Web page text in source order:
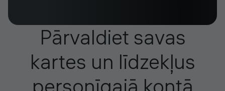
Pārvaldiet savas
kartes un līdzekļus